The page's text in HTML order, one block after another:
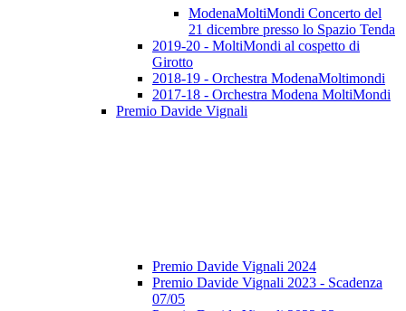
ModenaMoltiMondi Concerto del
21 dicembre presso lo Spazio Tenda
2019-20 - MoltiMondi al cospetto di
Girotto
2018-19 - Orchestra ModenaMoltimondi
2017-18 - Orchestra Modena MoltiMondi
Premio Davide Vignali
Premio Davide Vignali 2024
Premio Davide Vignali 2023 - Scadenza
07/05